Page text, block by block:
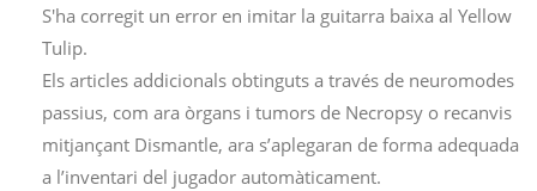
S'ha corregit un error en imitar la guitarra baixa al Yellow
Tulip.
Els articles addicionals obtinguts a través de neuromodes
passius, com ara òrgans i tumors de Necropsy o recanvis
mitjançant Dismantle, ara s’aplegaran de forma adequada
a l’inventari del jugador automàticament.